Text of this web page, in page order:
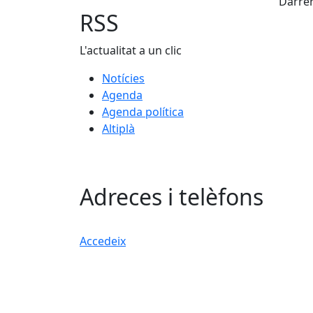
RSS
L'actualitat a un clic
Notícies
Agenda
Agenda política
Altiplà
Adreces i telèfons
Accedeix